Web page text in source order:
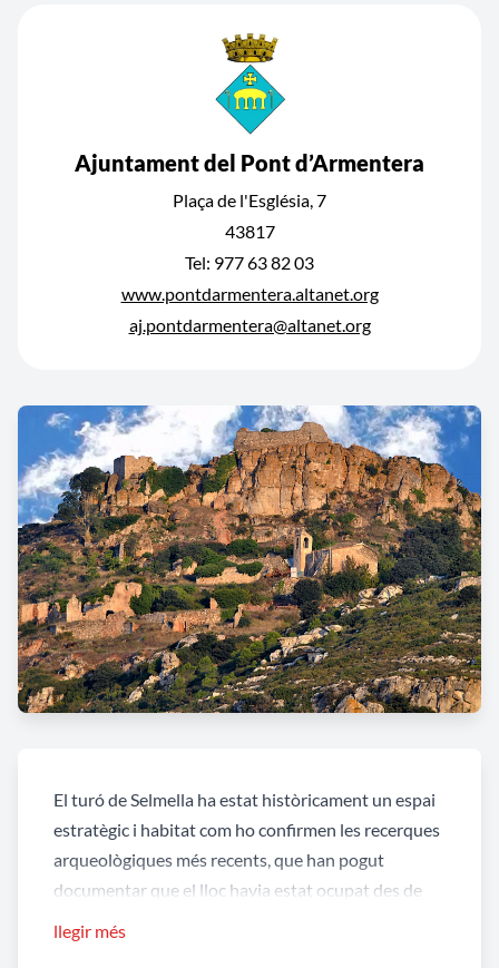
Ajuntament del Pont d’Armentera
Plaça de l'Església, 7
43817
Tel: 977 63 82 03
www.pontdarmentera.altanet.org
aj.pontdarmentera@altanet.org
El turó de Selmella ha estat històricament un espai
estratègic i habitat com ho confirmen les recerques
arqueològiques més recents, que han pogut
documentar que el lloc havia estat ocupat des de
llegir més